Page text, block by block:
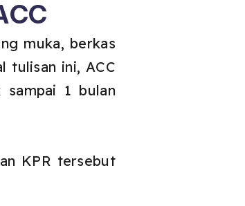
muka, berkas
tulisan ini, ACC
1 bulan
KPR tersebut